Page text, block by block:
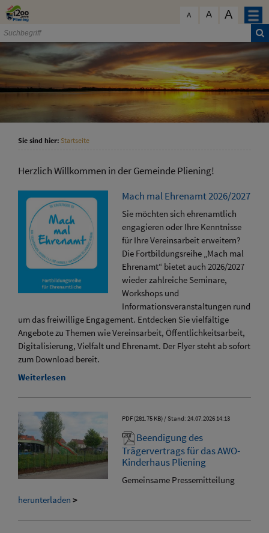
Zum Inhalt
A A A
Sie sind hier: Startseite
Herzlich Willkommen in der Gemeinde Pliening!
Mach mal Ehrenamt 2026/2027
Sie möchten sich ehrenamtlich
engagieren oder Ihre Kenntnisse
für Ihre Vereinsarbeit erweitern?
Die Fortbildungsreihe „Mach mal
Ehrenamt“ bietet auch 2026/2027
wieder zahlreiche Seminare,
Workshops und
Informationsveranstaltungen rund
um das freiwillige Engagement. Entdecken Sie vielfältige
Angebote zu Themen wie Vereinsarbeit, Öffentlichkeitsarbeit,
Digitalisierung, Vielfalt und Ehrenamt. Der Flyer steht ab sofort
zum Download bereit.
Weiterlesen
PDF (281.75 KB) Stand: 24.07.2026 14:13
Beendigung des
Trägervertrags für das AWO-
Kinderhaus Pliening
Gemeinsame Pressemitteilung
herunterladen >
schließen